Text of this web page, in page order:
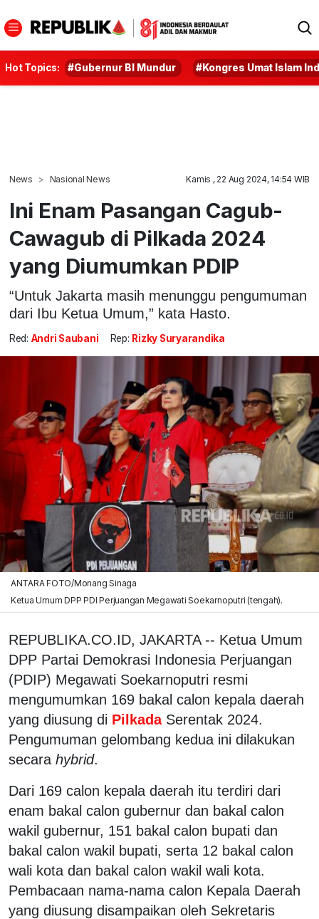
Hot Topics: #Gubernur BI Mundur #Kongres Umat Islam
News Nasional News Kamis , 22 Aug 2024, 14:54 WIB
Ini Enam Pasangan Cagub-
Cawagub di Pilkada 2024
yang Diumumkan PDIP
“Untuk Jakarta masih menunggu pengumuman
dari Ibu Ketua Umum,” kata Hasto.
Red: Andri Saubani Rep: Rizky Suryarandika
ANTARA FOTO/Monang Sinaga
Ketua Umum DPP PDI Perjuangan Megawati Soekarnoputri (tengah).
REPUBLIKA.CO.ID, JAKARTA -- Ketua Umum
DPP Partai Demokrasi Indonesia Perjuangan
(PDIP) Megawati Soekarnoputri resmi
mengumumkan 169 bakal calon kepala daerah
yang diusung di Pilkada Serentak 2024.
Pengumuman gelombang kedua ini dilakukan
secara hybrid.
Dari 169 calon kepala daerah itu terdiri dari
enam bakal calon gubernur dan bakal calon
wakil gubernur, 151 bakal calon bupati dan
bakal calon wakil bupati, serta 12 bakal calon
wali kota dan bakal calon wakil wali kota.
Pembacaan nama-nama calon Kepala Daerah
yang diusung disampaikan oleh Sekretaris